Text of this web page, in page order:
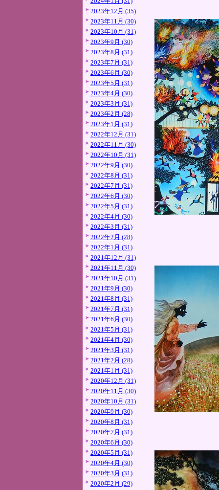
2023年12月 (35)
2023年11月 (30)
2023年10月 (31)
2023年9月 (30)
2023年8月 (31)
2023年7月 (31)
2023年6月 (30)
2023年5月 (31)
2023年4月 (30)
2023年3月 (31)
2023年2月 (28)
2023年1月 (31)
2022年12月 (31)
2022年11月 (30)
2022年10月 (31)
2022年9月 (30)
2022年8月 (31)
2022年7月 (31)
2022年6月 (30)
2022年5月 (31)
2022年4月 (30)
2022年3月 (31)
2022年2月 (28)
2022年1月 (31)
2021年12月 (31)
2021年11月 (30)
2021年10月 (31)
2021年9月 (30)
2021年8月 (31)
2021年7月 (31)
2021年6月 (30)
2021年5月 (31)
2021年4月 (30)
2021年3月 (31)
2021年2月 (28)
2021年1月 (31)
2020年12月 (31)
2020年11月 (30)
2020年10月 (31)
2020年9月 (30)
2020年8月 (31)
2020年7月 (31)
2020年6月 (30)
2020年5月 (31)
2020年4月 (30)
2020年3月 (31)
2020年2月 (29)